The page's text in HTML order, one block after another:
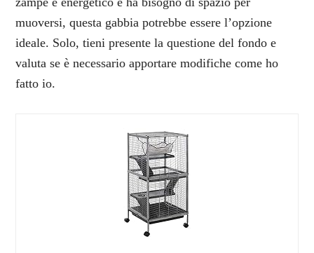
muoversi, questa gabbia potrebbe essere l’opzione
ideale. Solo, tieni presente la questione del fondo e
valuta se è necessario apportare modifiche come ho
fatto io.